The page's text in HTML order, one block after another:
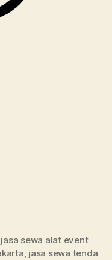
jasa sewa alat event
, jasa sewa tenda